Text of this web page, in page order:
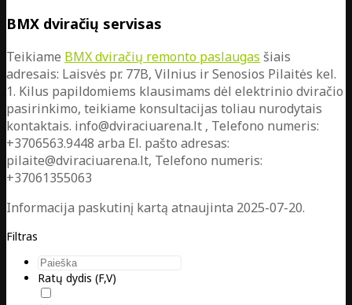
BMX dviračių servisas
Teikiame BMX dviračių remonto paslaugas šiais
adresais: Laisvės pr. 77B, Vilnius ir Senosios Pilaitės kel.
1. Kilus papildomiems klausimams dėl elektrinio dviračio
pasirinkimo, teikiame konsultacijas toliau nurodytais
kontaktais. info@dviraciuarena.lt , Telefono numeris:
+3706563.9448 arba El. pašto adresas:
pilaite@dviraciuarena.lt, Telefono numeris:
+37061355063
Informacija paskutinį kartą atnaujinta 2025-07-20.
Filtras
Ratų dydis (F,V)